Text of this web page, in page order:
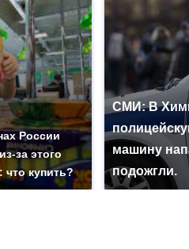
России
за этого
что купить?
СМИ: В
машину
подожгли.